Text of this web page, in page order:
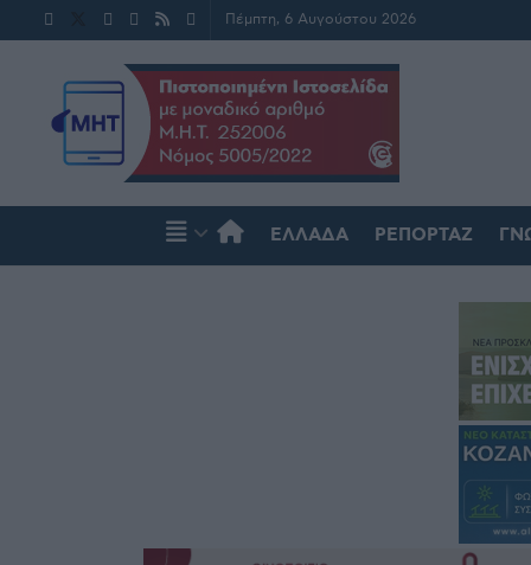
Πέμπτη, 6 Αυγούστου 2026
ΕΛΛΆΔΑ ΡΕΠΟΡΤΆΖ